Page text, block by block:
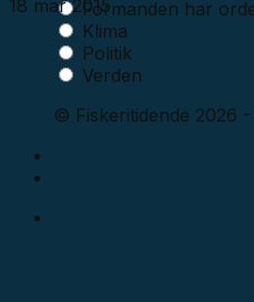
Formanden har
Klima
Politik
Verden
© Fiskeritidende 2026
18 mar 2015